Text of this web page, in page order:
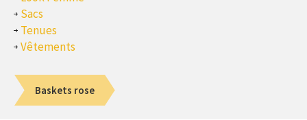
Sacs
Tenues
Vêtements
Baskets rose